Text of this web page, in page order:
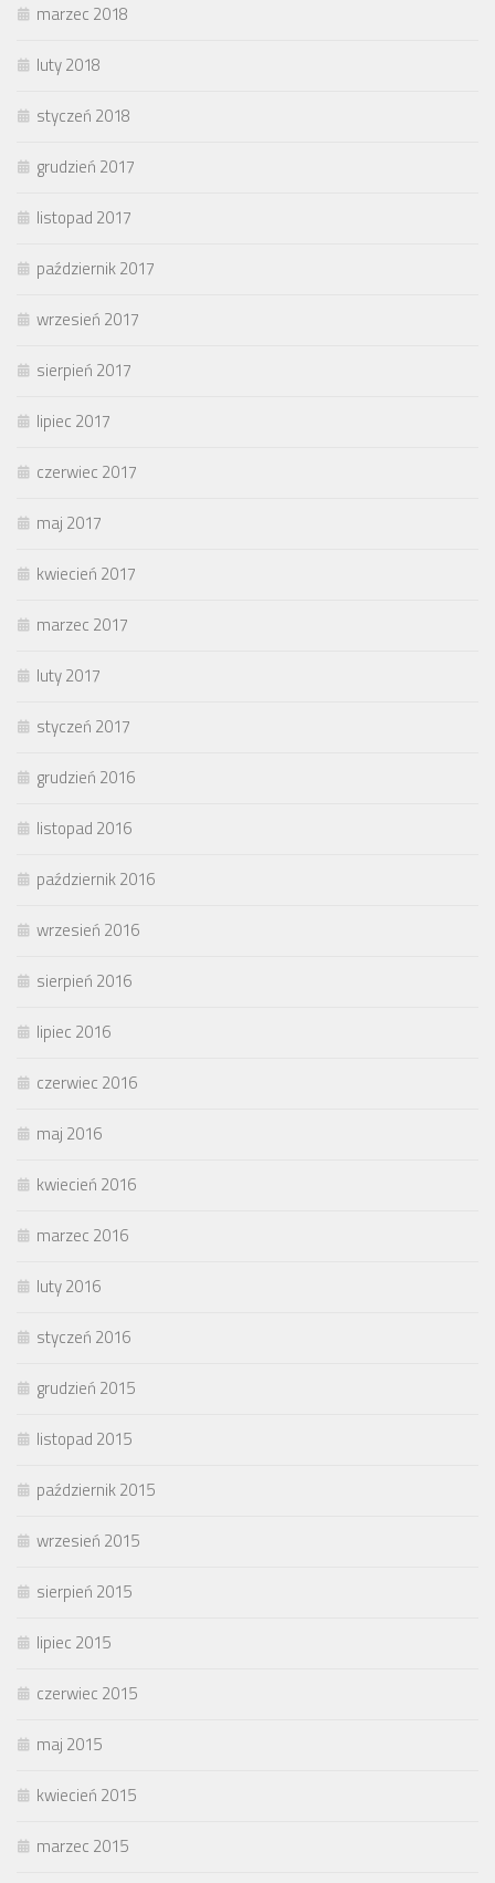
marzec 2018
luty 2018
styczeń 2018
grudzień 2017
listopad 2017
październik 2017
wrzesień 2017
sierpień 2017
lipiec 2017
czerwiec 2017
maj 2017
kwiecień 2017
marzec 2017
luty 2017
styczeń 2017
grudzień 2016
listopad 2016
październik 2016
wrzesień 2016
sierpień 2016
lipiec 2016
czerwiec 2016
maj 2016
kwiecień 2016
marzec 2016
luty 2016
styczeń 2016
grudzień 2015
listopad 2015
październik 2015
wrzesień 2015
sierpień 2015
lipiec 2015
czerwiec 2015
maj 2015
kwiecień 2015
marzec 2015